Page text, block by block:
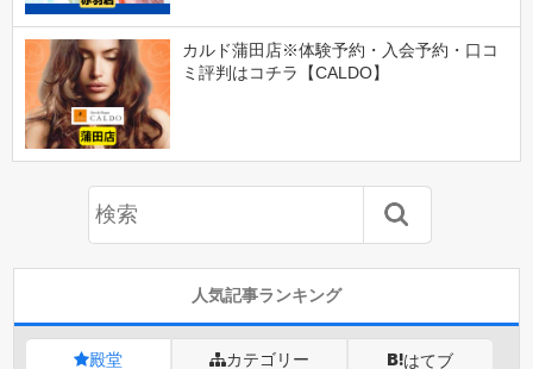
カルド蒲田店※体験予約・入会予約・口コ
ミ評判はコチラ【CALDO】
人気記事ランキング
殿堂 カテゴリー はてブ